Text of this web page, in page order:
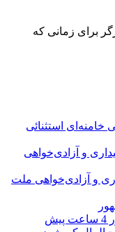
برای زمانی که
استثنائی
و آزادی‌خواهی ملت
4 ساعت پیش